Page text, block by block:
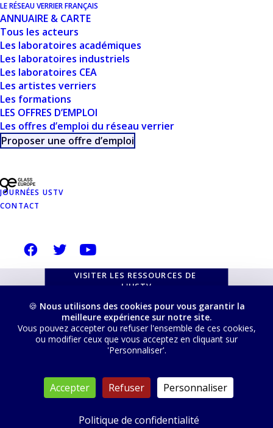
LE RÉSEAU VERRIER FRANÇAIS
ANNUAIRE & CARTE
Tous les acteurs
Les laboratoires académiques
Les laboratoires industriels
Les laboratoires CEA
Les artistes verriers
Les formations
LES OFFRES D’EMPLOI
Les offres d’emploi du réseau verrier
Proposer une offre d’emploi
JOURNÉES USTV
CONTACT
CE DOCUMENT FAIT
PARTIE D'UN
ENSEMBLE DE
PROPOSÉES SUR
NOTRE SITE
Vous pouvez retrouver toutes nos ressources, les
VISITER LES RESSOURCES DE
L'USTV
🍪 Nous utilisons des cookies pour vous garantir la
meilleure expérience sur notre site.
Vous pouvez accepter ou refuser l'ensemble de ces cookies,
ou modifier ceux que vous acceptez en cliquant sur
'Personnaliser'.
Accepter Refuser Personnaliser
Politique de confidentialité